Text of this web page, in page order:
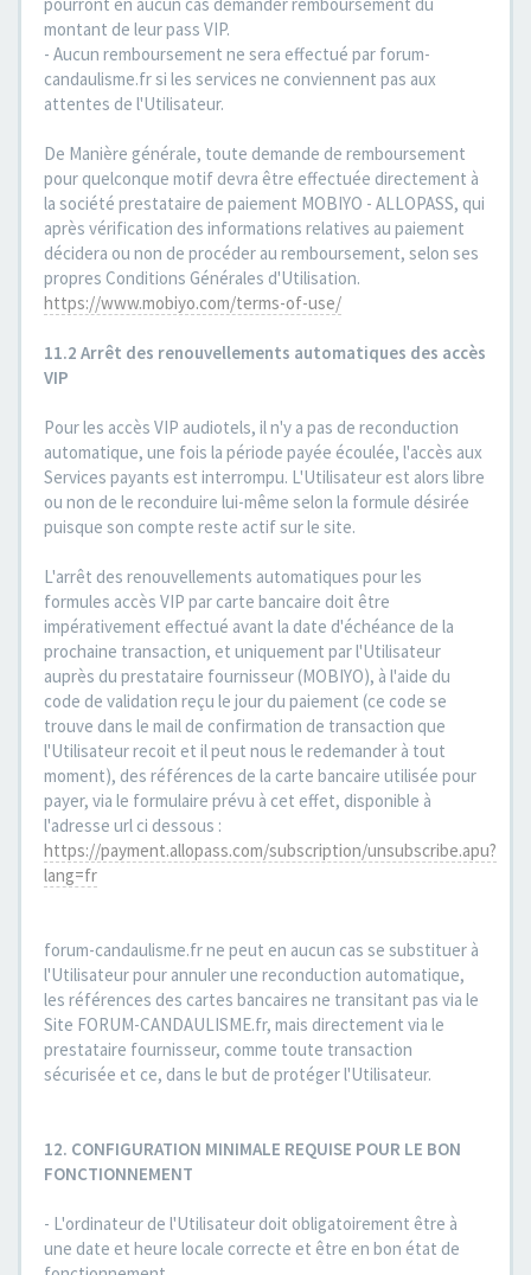
montant de leur pass VIP.
- Aucun remboursement ne sera effectué par forum-
candaulisme.fr si les services ne conviennent pas aux
attentes de l'Utilisateur.
De Manière générale, toute demande de remboursement
pour quelconque motif devra être effectuée directement à
la société prestataire de paiement MOBIYO - ALLOPASS, qui
après vérification des informations relatives au paiement
décidera ou non de procéder au remboursement, selon ses
propres Conditions Générales d'Utilisation.
https://www.mobiyo.com/terms-of-use/
11.2 Arrêt des renouvellements automatiques des accès
VIP
Pour les accès VIP audiotels, il n'y a pas de reconduction
automatique, une fois la période payée écoulée, l'accès aux
Services payants est interrompu. L'Utilisateur est alors libre
ou non de le reconduire lui-même selon la formule désirée
puisque son compte reste actif sur le site.
L'arrêt des renouvellements automatiques pour les
formules accès VIP par carte bancaire doit être
impérativement effectué avant la date d'échéance de la
prochaine transaction, et uniquement par l'Utilisateur
auprès du prestataire fournisseur (MOBIYO), à l'aide du
code de validation reçu le jour du paiement (ce code se
trouve dans le mail de confirmation de transaction que
l'Utilisateur recoit et il peut nous le redemander à tout
moment), des références de la carte bancaire utilisée pour
payer, via le formulaire prévu à cet effet, disponible à
l'adresse url ci dessous :
https://payment.allopass.com/subscription/unsubscribe.apu?
lang=fr
forum-candaulisme.fr ne peut en aucun cas se substituer à
l'Utilisateur pour annuler une reconduction automatique,
les références des cartes bancaires ne transitant pas via le
Site FORUM-CANDAULISME.fr, mais directement via le
prestataire fournisseur, comme toute transaction
sécurisée et ce, dans le but de protéger l'Utilisateur.
12. CONFIGURATION MINIMALE REQUISE POUR LE BON
FONCTIONNEMENT
- L'ordinateur de l'Utilisateur doit obligatoirement être à
une date et heure locale correcte et être en bon état de